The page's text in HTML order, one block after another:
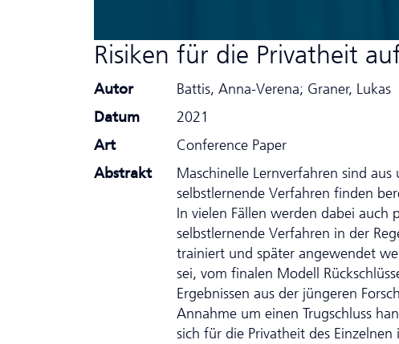
Risiken für die Privatheit
Autor
Battis, Anna-Verena; Graner, Lukas
Datum
2021
Art
Conference Paper
Abstrakt
Maschinelle Lernverfahren sind
selbstlernende Verfahren finden
In vielen Fällen werden dabei
selbstlernende Verfahren in der
trainiert und später angewendet
sei, vom finalen Modell
Ergebnissen aus der jüngeren
Annahme um einen Trugschluss
sich für die Privatheit des